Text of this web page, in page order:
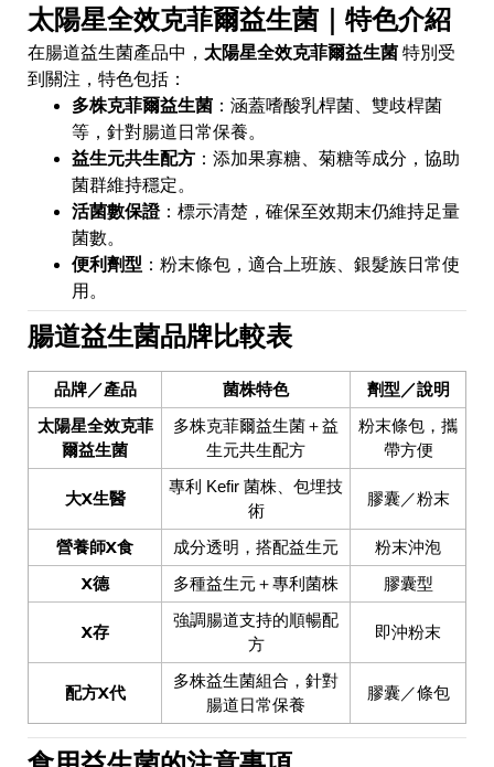
太陽星全效克菲爾益生菌｜特色介紹
在腸道益生菌產品中， 太陽星全效克菲爾益生菌 特別受
到關注，特色包括：
多株克菲爾益生菌 ：涵蓋嗜酸乳桿菌、雙歧桿菌
等，針對腸道日常保養。
益生元共生配方 ：添加果寡糖、菊糖等成分，協助
菌群維持穩定。
活菌數保證：標示清楚，確保至效期末仍維持足量
菌數。
便利劑型 ：粉末條包，適合上班族、銀髮族日常使
用。
腸道益生菌品牌比較表
品牌／產品 菌株特色
劑型／說明
太陽星全效克菲
爾益生菌
多株克菲爾益生菌＋益
生元共生配方
粉末條包，攜
帶方便
大X生醫
專利 Kefir 菌株、包埋技
術
膠囊／粉末
營養師X食 成分透明，搭配益生元 粉末沖泡
X德 多種益生元＋專利菌株 膠囊型
X存
強調腸道支持的順暢配
方
即沖粉末
配方X代
多株益生菌組合，針對
腸道日常保養
膠囊／條包